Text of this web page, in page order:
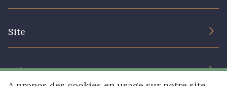
Site
Prix réduits
Aide